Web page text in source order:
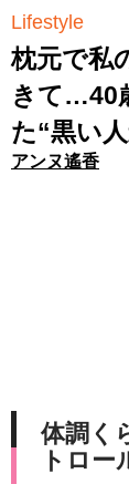
Lifestyle
枕元で私
きて…40
た“黒い
アンヌ遙香
体調く
トロ